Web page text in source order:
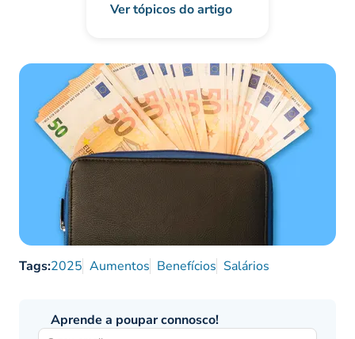
Ver tópicos do artigo
Tags:2025 Aumentos Benefícios Salários
Aprende a poupar connosco!